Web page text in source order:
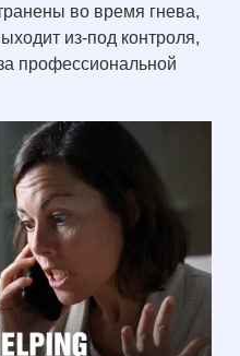
во время гнева,
из-под контроля,
профессиональной